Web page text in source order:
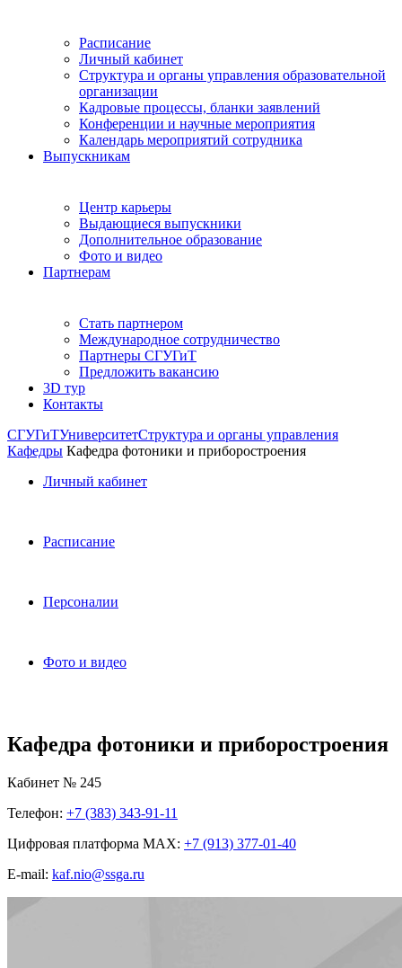
Расписание
Личный кабинет
Структура и органы управления образовательной
организации
Кадровые процессы, бланки заявлений
Конференции и научные мероприятия
Календарь мероприятий сотрудника
Выпускникам
Центр карьеры
Выдающиеся выпускники
Дополнительное образование
Фото и видео
Партнерам
Стать партнером
Международное сотрудничество
Партнеры СГУГиТ
Предложить вакансию
3D тур
Контакты
СГУГиТУниверситетСтруктура и органы управления
Кафедры Кафедра фотоники и приборостроения
Личный кабинет
Расписание
Персоналии
Фото и видео
Кафедра фотоники и приборостроения
Кабинет № 245
Телефон: +7 (383) 343-91-11
Цифровая платформа MAX: +7 (913) 377-01-40
E-mail: kaf.nio@ssga.ru